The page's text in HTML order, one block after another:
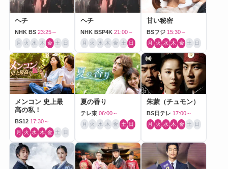
ヘチ
NHK BS 23:25～
月 火 水 木 金 土 日
ヘチ
NHK BSP4K 21:00～
月 火 水 木 金 土 日
甘い秘密
BSフジ 15:30～
月 火 水 木 金 土 日
メンコン 史上最
高の私！
BS12 17:30～
月 火 水 木 金 土 日
夏の香り
テレ東 06:00～
月 火 水 木 金 土 日
朱蒙（チュモン）
BS日テレ 17:00～
月 火 水 木 金 土 日